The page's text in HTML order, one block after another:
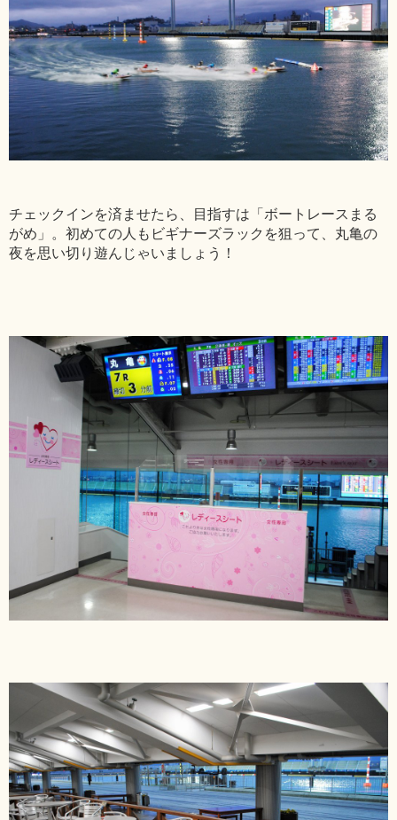
チェックインを済ませたら、目指すは「ボートレースまる
がめ」。初めての人もビギナーズラックを狙って、丸亀の
夜を思い切り遊んじゃいましょう！